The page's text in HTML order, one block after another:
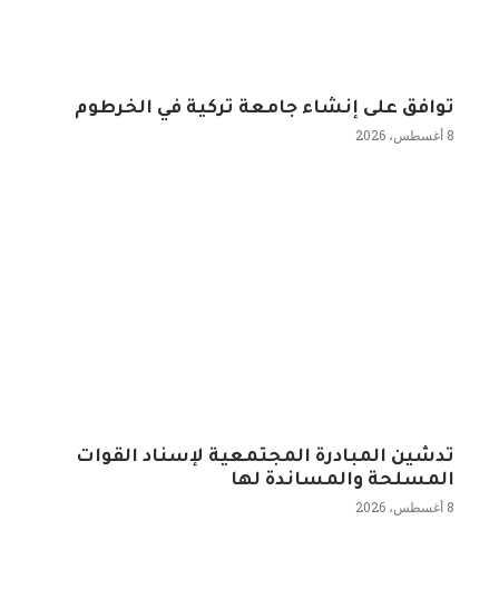
توافق على إنشاء جامعة تركية في الخرطوم
8 أغسطس، 2026
تدشين المبادرة المجتمعية لإسناد القوات
المسلحة والمساندة لها
8 أغسطس، 2026